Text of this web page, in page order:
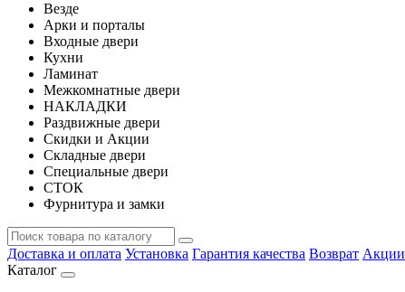
Везде
Арки и порталы
Входные двери
Кухни
Ламинат
Межкомнатные двери
НАКЛАДКИ
Раздвижные двери
Скидки и Акции
Складные двери
Специальные двери
СТОК
Фурнитура и замки
Доставка и оплата Установка Гарантия качества Возврат Акции
Каталог